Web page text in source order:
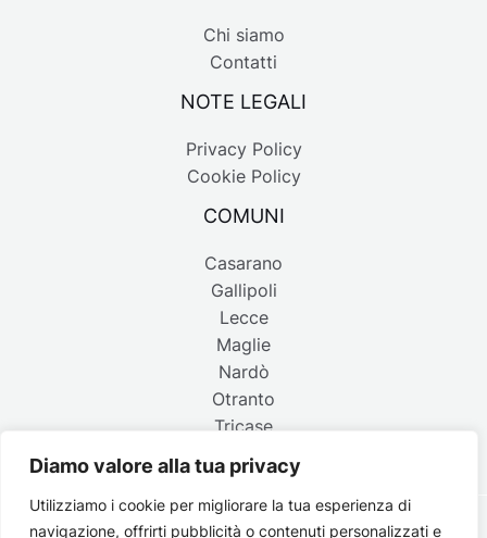
Diamo valore alla tua privacy
Utilizziamo i cookie per migliorare la tua esperienza di
navigazione, offrirti pubblicità o contenuti personalizzati e
Chi siamo
Contatti
NOTE LEGALI
Privacy Policy
Cookie Policy
COMUNI
Casarano
Gallipoli
Lecce
Maglie
Nardò
Otranto
Tricase